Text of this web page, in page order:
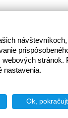
stránok.
nastavenia.
Ok,